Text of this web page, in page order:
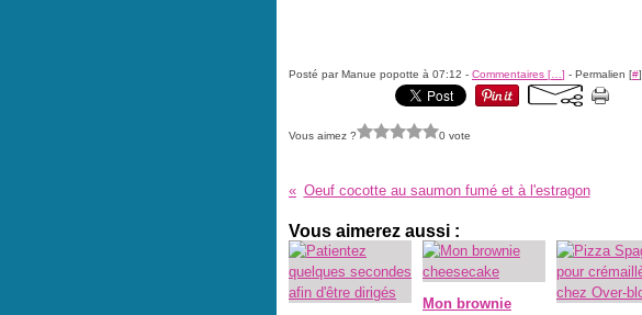
Posté par Manue popotte à 07:12 - Commentaires [ ] - Permalien [#]
Vous aimez ? 0 vote
Oeuf cocotte au saumon fumé et à l'estragon
Vous aimerez aussi :
Mon brownie